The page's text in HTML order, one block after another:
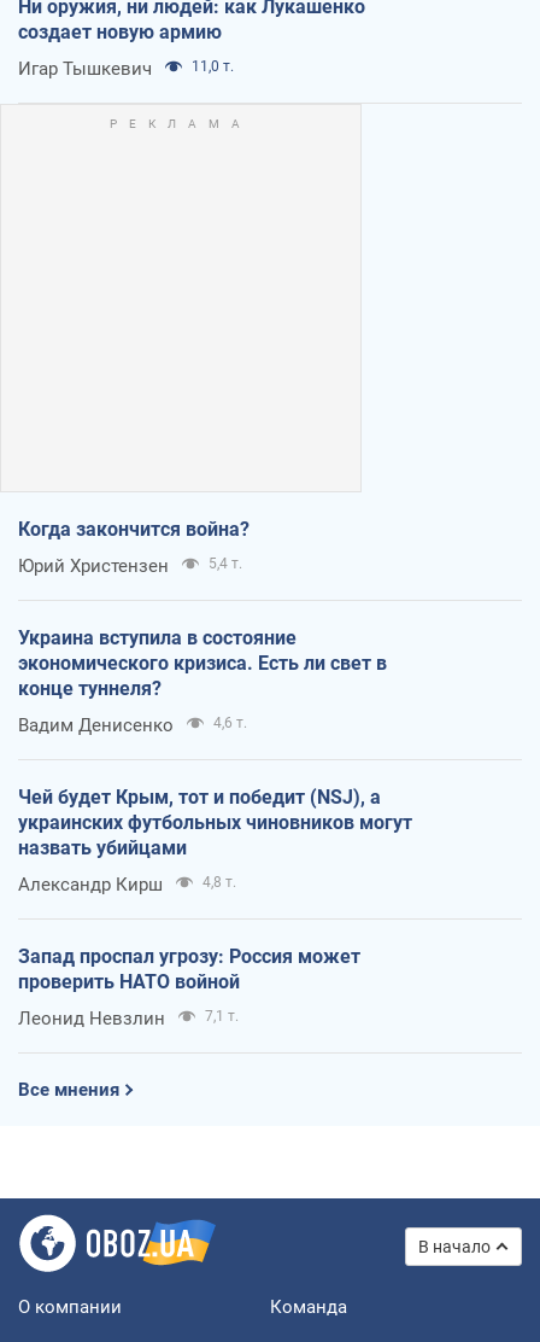
Ни оружия, ни людей: как Лукашенко
создает новую армию
Игар Тышкевич 11,0 т.
Когда закончится война?
Юрий Христензен 5,4 т.
Украина вступила в состояние
экономического кризиса. Есть ли свет в
конце туннеля?
Вадим Денисенко 4,6 т.
Чей будет Крым, тот и победит (NSJ), а
украинских футбольных чиновников могут
назвать убийцами
Александр Кирш 4,8 т.
Запад проспал угрозу: Россия может
проверить НАТО войной
Леонид Невзлин 7,1 т.
Все мнения
В начало
О компании Команда